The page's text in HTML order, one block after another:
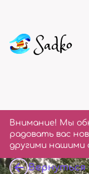
Внимание! Мы
радовать вас
другими нашими
Вернуться